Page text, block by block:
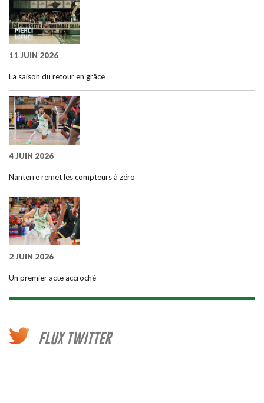
11 JUIN 2026
La saison du retour en grâce
4 JUIN 2026
Nanterre remet les compteurs à zéro
2 JUIN 2026
Un premier acte accroché
FLUX TWITTER